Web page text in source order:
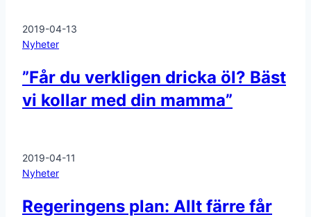
2019-04-13
Nyheter
”Får du verkligen dricka öl? Bäst
vi kollar med din mamma”
2019-04-11
Nyheter
Regeringens plan: Allt färre får